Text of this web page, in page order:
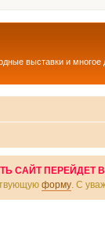
выставки и
ПЕРЕЙДЕТ
форму . С